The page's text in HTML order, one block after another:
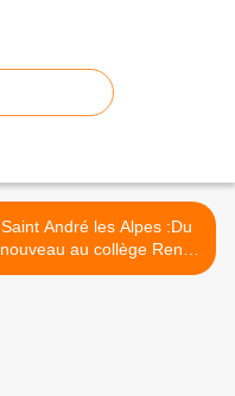
Saint André les Alpes :Du
nouveau au collège René
Cassin >